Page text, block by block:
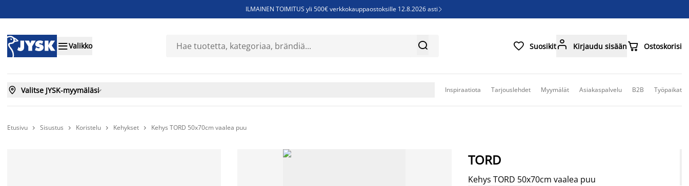
ILMAINEN TOIMITUS yli 500€ verkkokauppaostoksille 12.8.2026 asti 
Sijauspatjoja - Säästä jopa 60%
Valikko   Suosikit Kirjaudu sisään Ostoskorisi
 Valitse JYSK-myymäläsi Inspiraatiota Tarjouslehdet Myymälät Asiakaspalvelu B2B Työpaikat
Etusivu  Sisustus  Koristelu  Kehykset  Kehys TORD 50x70cm vaalea puu
TORD
Kehys TORD 50x70cm vaalea puu